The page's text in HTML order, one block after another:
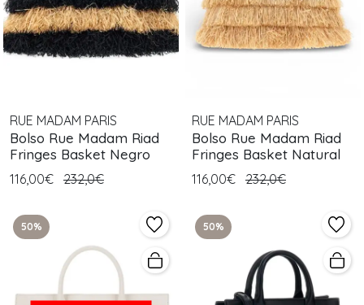
RUE MADAM PARIS
Bolso Rue Madam Riad
Fringes Basket Negro
116,00€ 232,0€
RUE MADAM PARIS
Bolso Rue Madam Riad
Fringes Basket Natural
116,00€ 232,0€
50% 50%